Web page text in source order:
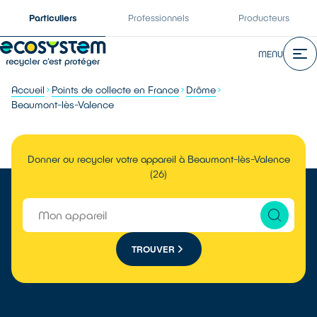
Particuliers Professionnels Producteurs
MENU
Accueil Points de collecte en France
Drôme
Beaumont-lès-Valence
Donner ou recycler votre appareil à Beaumont-lès-Valence
(26)
TROUVER